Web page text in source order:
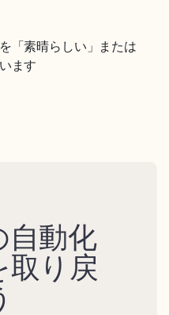
「素晴らしい」または
ます
自動化
取り戻